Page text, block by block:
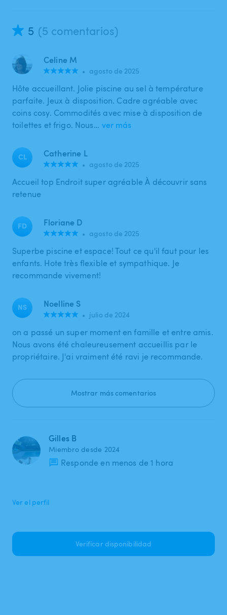
5 (5 comentarios)
Celine M
• agosto de 2025
Hôte accueillant. Jolie piscine au sel à température
parfaite. Jeux à disposition. Cadre agréable avec
coins cosy. Commodités avec mise à disposition de
toilettes et frigo. Nous… ver más
CL Catherine L
• agosto de 2025
Accueil top Endroit super agréable À découvrir sans
retenue
FD Floriane D
• agosto de 2025
Superbe piscine et espace! Tout ce qu'il faut pour les
enfants. Hote très flexible et sympathique. Je
recommande vivement!
NS Noelline S
• julio de 2024
on a passé un super moment en famille et entre amis.
Nous avons été chaleureusement accueillis par le
propriétaire. J'ai vraiment été ravi je recommande.
Mostrar más comentarios
Gilles B
Miembro desde 2024
Responde en menos de 1 hora
Ver el perfil
Verificar disponibilidad